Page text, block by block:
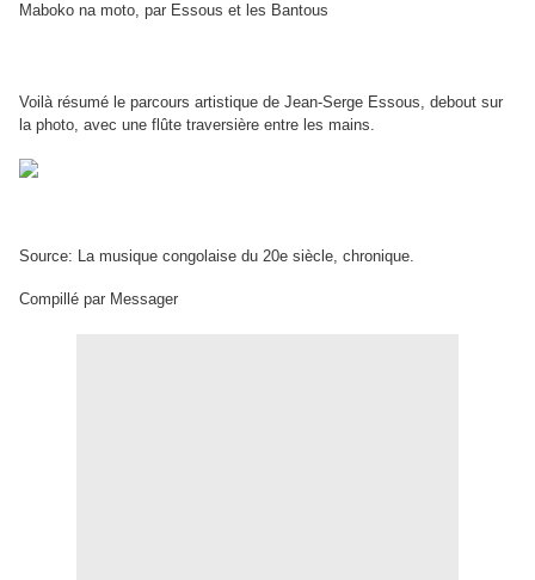
Maboko na moto, par Essous et les Bantous
Voilà résumé le parcours artistique de Jean-Serge Essous, debout sur
la photo, avec une flûte traversière entre les mains.
Source: La musique congolaise du 20e siècle, chronique.
Compillé par Messager